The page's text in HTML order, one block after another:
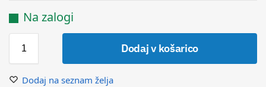
Na zalogi
Dodaj v košarico
Dodaj na seznam želja